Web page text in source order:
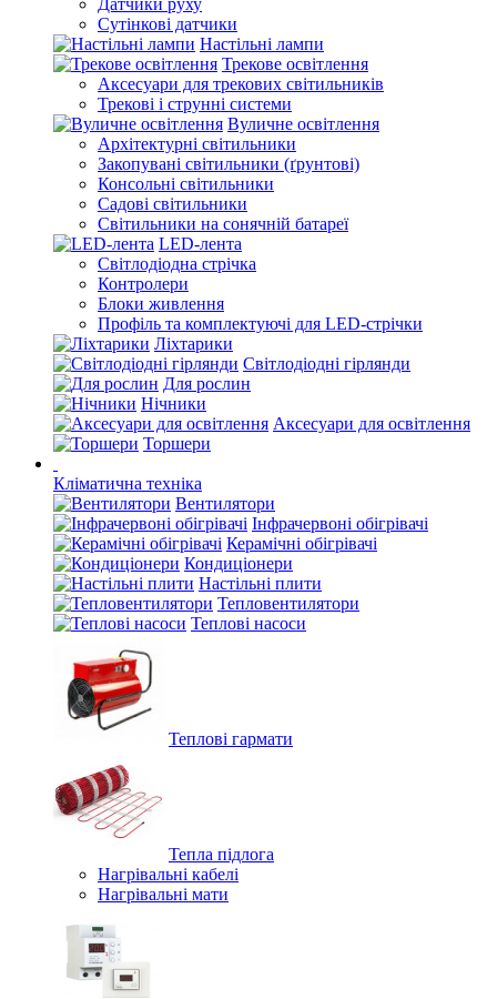
Датчики руху
Сутінкові датчики
Настільні лампи
Трекове освітлення
Аксесуари для трекових світильників
Трекові і струнні системи
Вуличне освітлення
Архітектурні світильники
Закопувані світильники (ґрунтові)
Консольні світильники
Садові світильники
Світильники на сонячній батареї
LED-лента
Світлодіодна стрічка
Контролери
Блоки живлення
Профіль та комплектуючі для LED-стрічки
Ліхтарики
Світлодіодні гірлянди
Для рослин
Нічники
Аксесуари для освітлення
Торшери
Кліматична техніка
Вентилятори
Інфрачервоні обігрівачі
Керамічні обігрівачі
Кондиціонери
Настільні плити
Тепловентилятори
Теплові насоси
Теплові гармати
Тепла підлога
Нагрівальні кабелі
Нагрівальні мати